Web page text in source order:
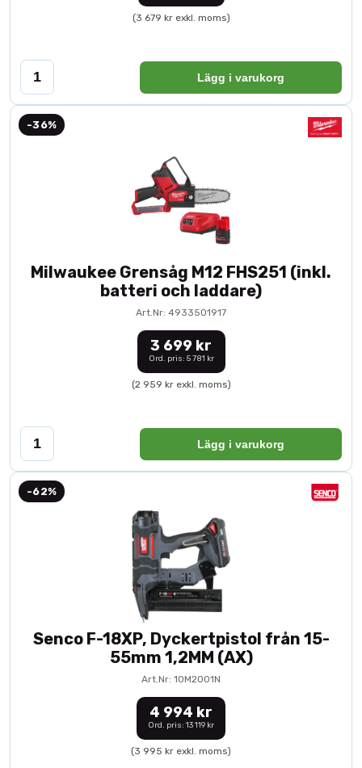
(3 679 kr exkl. moms)
Lägg i varukorg
-36%
Milwaukee Grensåg M12 FHS251 (inkl.
batteri och laddare)
Art.Nr: 4933501917
3 699 kr
Ord. pris: 5 781 kr
(2 959 kr exkl. moms)
Lägg i varukorg
-62%
Senco F-18XP, Dyckertpistol från 15-
55mm 1,2MM (AX)
Art.Nr: 10M2001N
4 994 kr
Ord. pris: 13 119 kr
(3 995 kr exkl. moms)